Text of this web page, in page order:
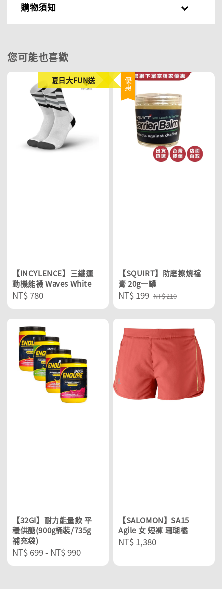
購物須知
您可能也喜歡
夏日大FUN送
【INCYLENCE】三鐵運
動機能襪 Waves White
Regular
price
NT$ 780
優惠
【SQUIRT】防磨擦燒襠
膏 20g一罐
Sale
price
NT$ 199 Regular
price
NT$ 210
【32GI】耐力能量飲 平
穩供醣(900g桶裝/735g
補充袋)
Regular
price
NT$ 699- NT$ 990
【SALOMON】SA15
Agile 女 短褲 珊瑚橘
Regular
NT$ 1,380